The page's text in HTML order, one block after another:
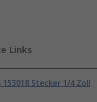
Links
153018 Stecker 1/4 Zoll